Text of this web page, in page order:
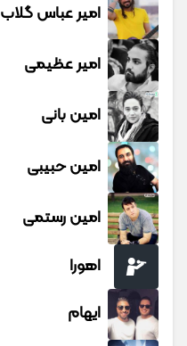
امیر عباس گلاب
امیر عظیمی
امین بانی
امین حبیبی
امین رستمی
اهورا
ایهام